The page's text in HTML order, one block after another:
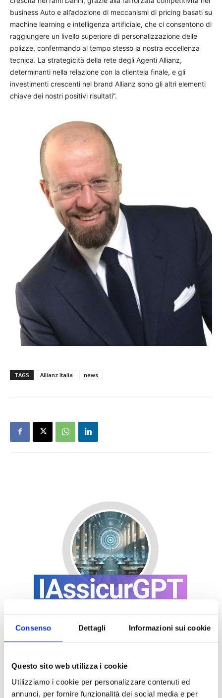
Consenso Dettagli Informazioni sui cookie
Questo sito web utilizza i cookie
Utilizziamo i cookie per personalizzare contenuti ed
annunci, per fornire funzionalità dei social media e per
business Auto e all’adozione di meccanismi di pricing basati su
machine learning e intelligenza artificiale, che ci consentono di
raggiungere un livello superiore di personalizzazione delle
polizze, confermando al tempo stesso la nostra eccellenza
tecnica. La strategicità della rete degli Agenti Allianz,
determinanti nella relazione con la clientela finale, e gli
investimenti crescenti nel brand Allianz sono gli altri elementi
chiave dei nostri positivi risultati”.
TAGS Allianz Italia news